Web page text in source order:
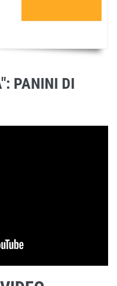
PANINI DI